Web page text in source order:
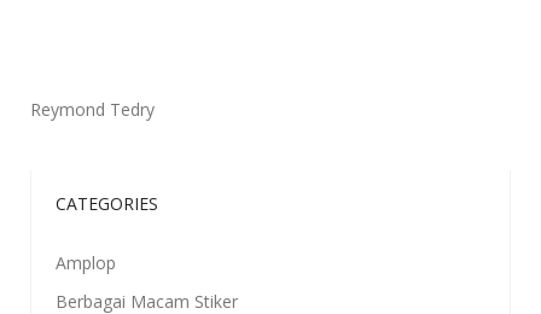
Reymond Tedry
CATEGORIES
Amplop
Berbagai Macam Stiker